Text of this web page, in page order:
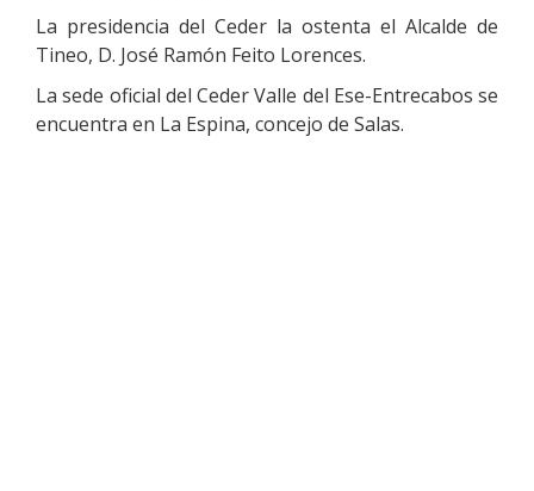
La presidencia del Ceder la ostenta el Alcalde de
Tineo, D. José Ramón Feito Lorences.
La sede oficial del Ceder Valle del Ese-Entrecabos se
encuentra en La Espina, concejo de Salas.